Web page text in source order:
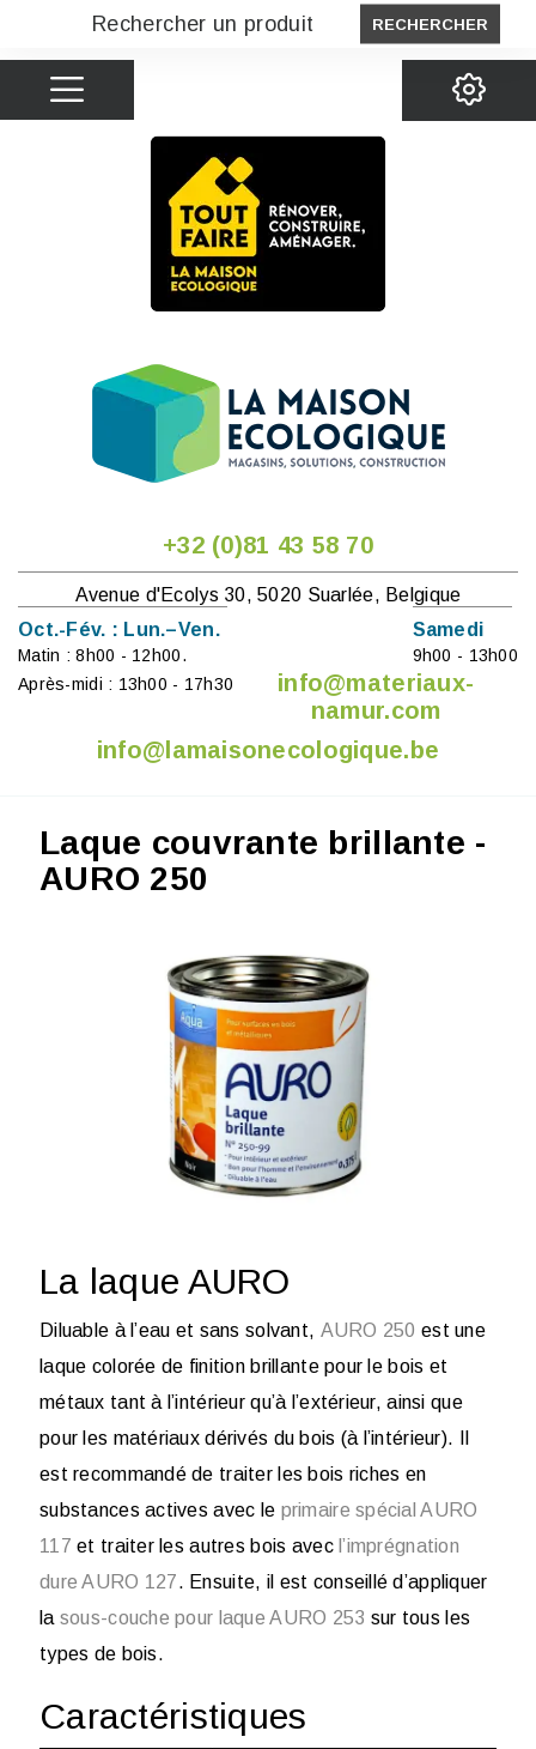
RECHERCHER
+32 (0)81 43 58 70
Avenue d'Ecolys 30, 5020 Suarlée, Belgique
Oct.-Fév. : Lun.–Ven.
Matin : 8h00 - 12h00.
Après-midi : 13h00 - 17h30
Samedi
9h00 - 13h00
info@materiaux-
namur.com
info@lamaisonecologique.be
Laque couvrante brillante -
AURO 250
La laque AURO
Diluable à l’eau et sans solvant, AURO 250 est une
laque colorée de finition brillante pour le bois et
métaux tant à l’intérieur qu’à l’extérieur, ainsi que
pour les matériaux dérivés du bois (à l’intérieur). Il
est recommandé de traiter les bois riches en
substances actives avec le primaire spécial AURO
117et traiter les autres bois avecl’imprégnation
dure AURO 127. Ensuite, il est conseillé d’appliquer
la sous-couche pour laque AURO 253 sur tous les
types de bois.
Caractéristiques